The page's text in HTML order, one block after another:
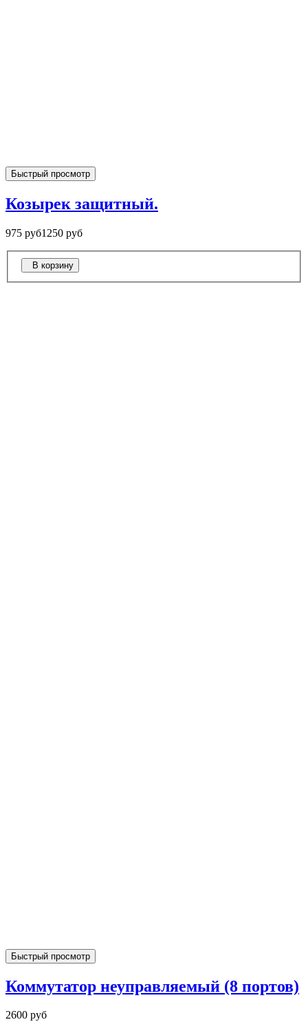
Быстрый просмотр
Козырек защитный.
975 руб1250 руб
В корзину
Быстрый просмотр
Коммутатор неуправляемый (8 портов)
2600 руб